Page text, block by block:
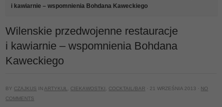
i kawiarnie – wspomnienia Bohdana Kaweckiego
Wilenskie przedwojenne restauracje
i kawiarnie – wspomnienia Bohdana
Kaweckiego
BY CZAJKUS IN ARTYKUŁ CIEKAWOSTKI COCKTAIL/BAR · 21 WRZEŚNIA 2013 · NO
COMMENTS